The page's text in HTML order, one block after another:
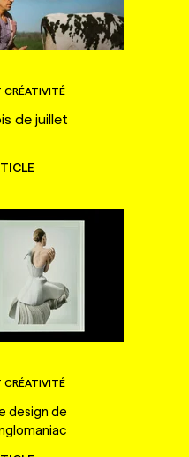
CRÉATIVITÉ
de juillet
CRÉATIVITÉ
design de